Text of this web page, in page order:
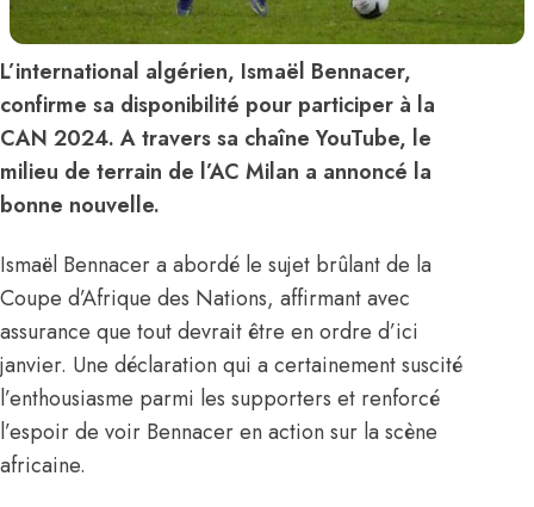
L’international algérien, Ismaël Bennacer,
confirme sa disponibilité pour participer à la
CAN 2024. A travers sa chaîne YouTube, le
milieu de terrain de l’AC Milan a annoncé la
bonne nouvelle.
Ismaël Bennacer a abordé le sujet brûlant de la
Coupe d’Afrique des Nations, affirmant avec
assurance que tout devrait être en ordre d’ici
janvier. Une déclaration qui a certainement suscité
l’enthousiasme parmi les supporters et renforcé
l’espoir de voir Bennacer en action sur la scène
africaine.